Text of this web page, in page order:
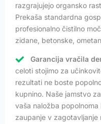
razgrajujejo organsko
Prekaša standardna
profesionalno čistilno
zidane, betonske,
Garancija vračila
celoti stojimo za
rezultati ne boste
kupnino. Naše jamstvo
vaša naložba
zaupanje v zagotavljanje